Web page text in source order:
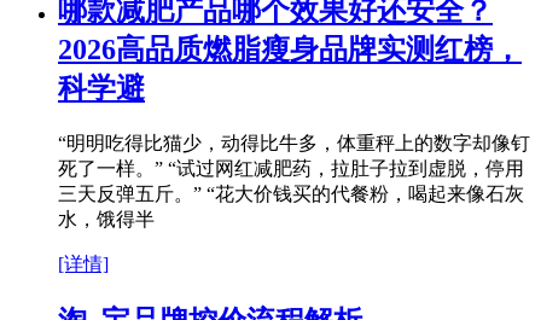
​哪款减肥产品哪个效果好还安全？
2026高品质燃脂瘦身品牌实测红榜，
科学避
“明明吃得比猫少，动得比牛多，体重秤上的数字却像钉
死了一样。” “试过网红减肥药，拉肚子拉到虚脱，停用
三天反弹五斤。” “花大价钱买的代餐粉，喝起来像石灰
水，饿得半
[详情]